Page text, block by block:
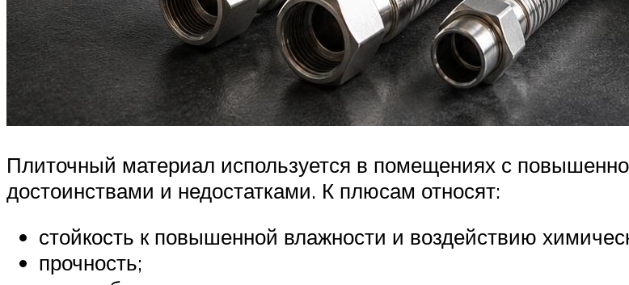
Плиточный материал используется в помещениях с
достоинствами и недостатками. К плюсам относят:
стойкость к повышенной влажности и воздействию
прочность;